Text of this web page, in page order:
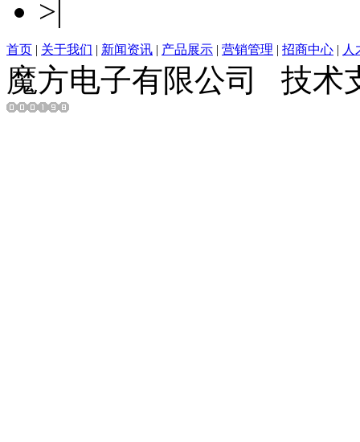
>|
首页 | 关于我们 | 新闻资讯 | 产品展示 | 营销管理 | 招商中心 | 人
魔方电子有限公司 技术